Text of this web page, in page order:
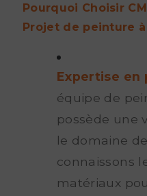
Pourquoi Choisir
Projet de peinture
Expertise en
équipe de
possède une
le domaine
connaissons
matériaux